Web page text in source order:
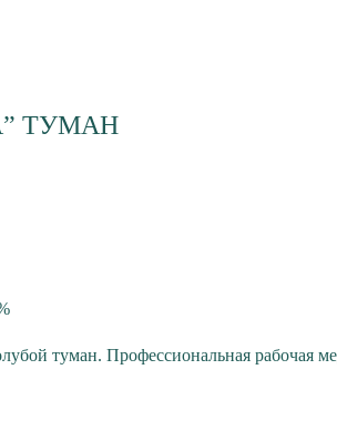
ТУМАН
туман. Профессиональная рабочая